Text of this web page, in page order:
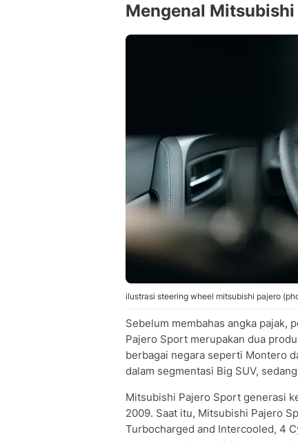
• Melalui Aplikasi SIGNAL
• Melalui Website E-Samsat
Tips Menghemat Biaya Pajak bagi
Perbandingan Pajak Pajero 2010
Pertanyaan dan Jawaban Seputar
• Berapa kisaran pajak Pajero
• Bagaimana cara mengetahui
• Apakah pajak Pajero 2010 akan
Mengenal
ilustrasi steering wheel mitsubishi pajero
Sebelum membahas angka pajak,
Pajero Sport merupakan dua
berbagai negara seperti Montero
dalam segmentasi Big SUV,
Mitsubishi Pajero Sport generasi
2009. Saat itu, Mitsubishi Pajero
Turbocharged and Intercooled, 4